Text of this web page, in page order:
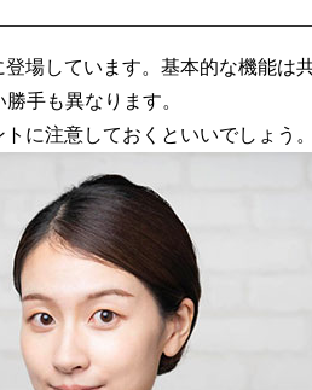
場しています。基本的な機能は
手も異なります。
に注意しておくといいでしょう。